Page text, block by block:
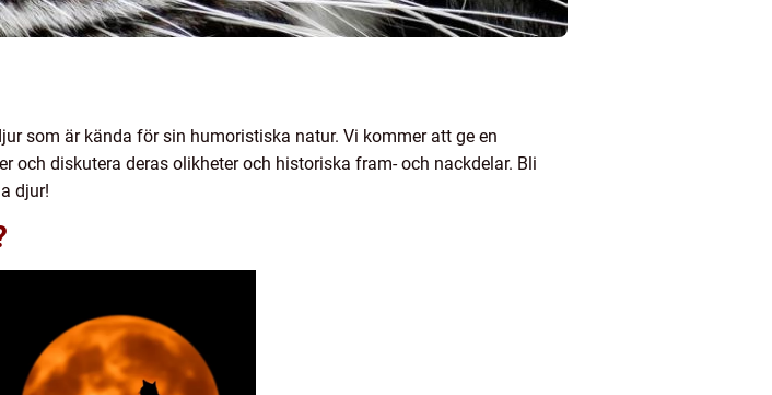
som är kända för sin humoristiska natur. Vi kommer att ge en
och diskutera deras olikheter och historiska fram- och nackdelar. Bli
djur!